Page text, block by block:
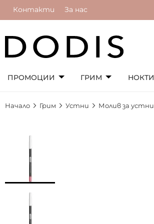
Контакти За нас
ПРОМОЦИИ ГРИМ НОКТИ
Начало Грим Устни Молив за устни
галерията